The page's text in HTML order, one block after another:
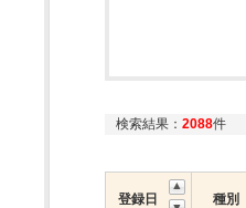
検索結果： 2088件
登録日 種別